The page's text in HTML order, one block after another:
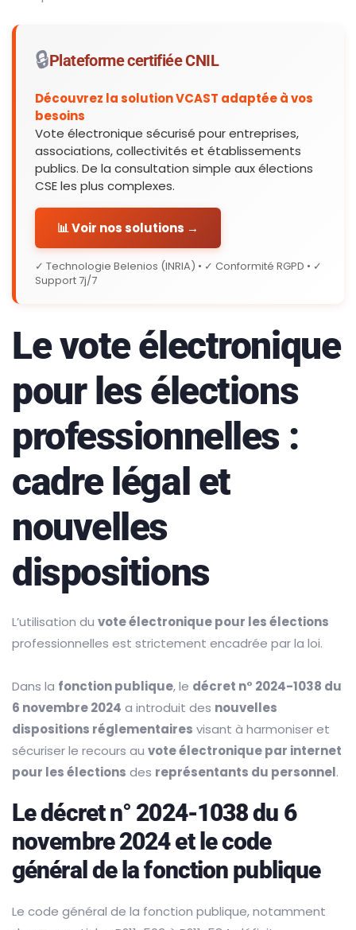
🔒Plateforme certifiée CNIL
Découvrez la solution VCAST adaptée à vos
besoins
Vote électronique sécurisé pour entreprises,
associations, collectivités et établissements
publics. De la consultation simple aux élections
CSE les plus complexes.
📊 Voir nos solutions →
✓ Technologie Belenios (INRIA) • ✓ Conformité RGPD • ✓
Support 7j/7
Le vote électronique
pour les élections
professionnelles :
cadre légal et
nouvelles
dispositions
L’utilisation du vote électronique pour les élections
professionnelles est strictement encadrée par la loi.
Dans la fonction publique, le décret n° 2024-1038 du
6 novembre 2024 a introduit des nouvelles
dispositions réglementaires visant à harmoniser et
sécuriser le recours au vote électronique par internet
pour les élections des représentants du personnel.
Le décret n° 2024-1038 du 6
novembre 2024 et le code
général de la fonction publique
Le code général de la fonction publique, notamment